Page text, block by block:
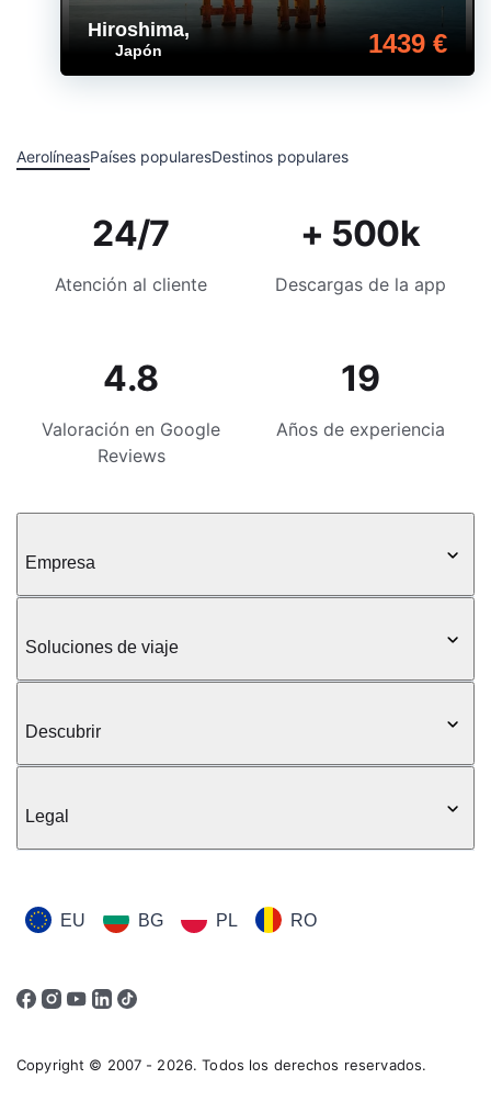
Hiroshima,
Japón 1439 €
AerolíneasPaíses popularesDestinos populares
24/7
Atención al cliente
+ 500k
Descargas de la app
4.8
Valoración en Google
Reviews
19
Años de experiencia
Empresa
Soluciones de viaje
Descubrir
Legal
EU BG PL RO
Copyright © 2007 - 2026. Todos los derechos reservados.